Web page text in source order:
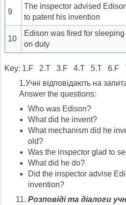
9
The inspector advised
to patent his invention
10
Edison was fired for sleeping
on duty
Key: 1.F 2.T 3.F 4.T 5.T 6.F
1.Учні відповідають на
Answer the questions:
Who was Edison?
What did he invent?
What mechanism did he
old?
Was the inspector glad to
What did he do?
Did the inspector advise
invention?
Розповіді та діалоги